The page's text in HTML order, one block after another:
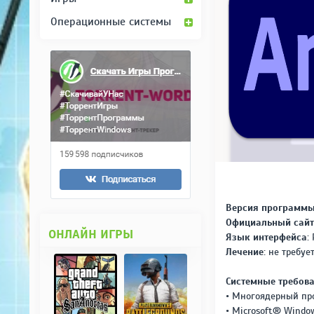
Версия
Официальный
Язык интерфейса:
Лечение:не
Системные
• Многоядерный
• Microsoft®
Операционные системы
ОНЛАЙН ИГРЫ